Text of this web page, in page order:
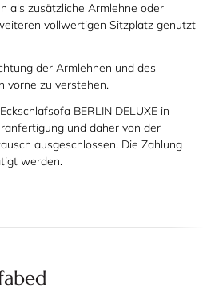
als zusätzliche Armlehne oder
vollwertigen Sitzplatz genutzt
der Armlehnen und des
vorne zu verstehen.
BERLIN DELUXE in
und daher von der
ausgeschlossen. Die Zahlung
werden.